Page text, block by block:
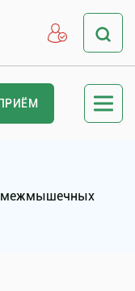
межмышечных